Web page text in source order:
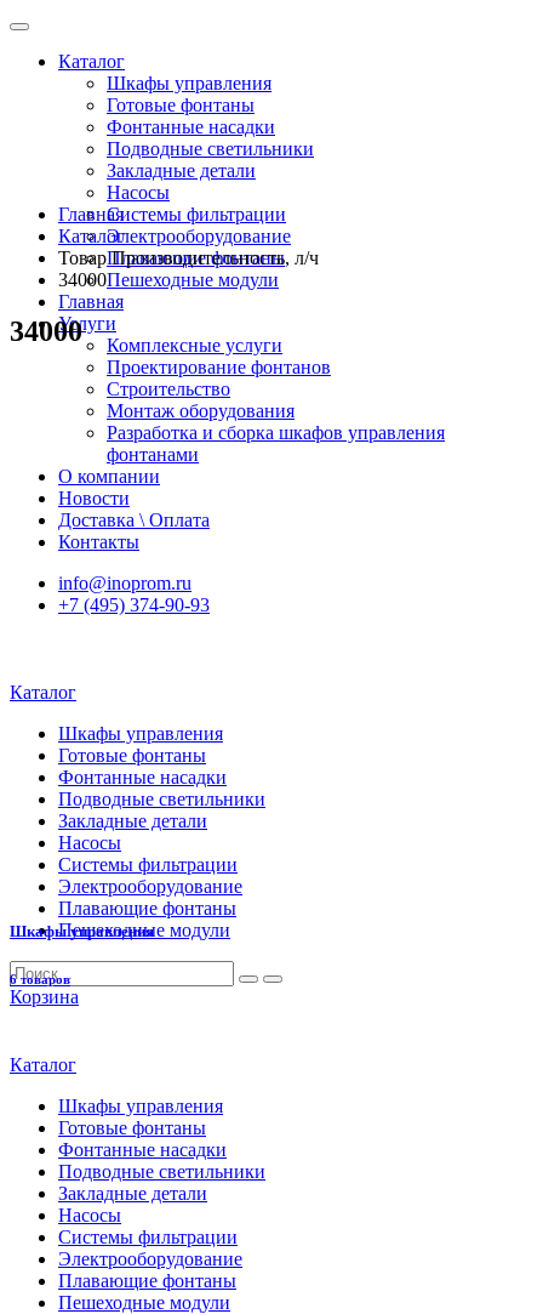
Каталог
Шкафы управления
Готовые фонтаны
Фонтанные насадки
Подводные светильники
Закладные детали
Насосы
Системы фильтрации
Электрооборудование
Плавающие фонтаны
Пешеходные модули
Главная
Услуги
Комплексные услуги
Проектирование фонтанов
Строительство
Монтаж оборудования
Разработка и сборка шкафов управления
фонтанами
О компании
Новости
Доставка \ Оплата
Контакты
info@inoprom.ru
+7 (495) 374-90-93
Каталог
Шкафы управления
Готовые фонтаны
Фонтанные насадки
Подводные светильники
Закладные детали
Насосы
Системы фильтрации
Электрооборудование
Плавающие фонтаны
Пешеходные модули
Корзина
Каталог
Шкафы управления
Готовые фонтаны
Фонтанные насадки
Подводные светильники
Закладные детали
Насосы
Системы фильтрации
Электрооборудование
Плавающие фонтаны
Пешеходные модули
Главная
Каталог
Товар Производительность, л/ч
34000
34000
Шкафы управления
6 товаров